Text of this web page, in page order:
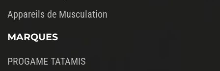
Appareils de Musculation
MARQUES
PROGAME TATAMIS